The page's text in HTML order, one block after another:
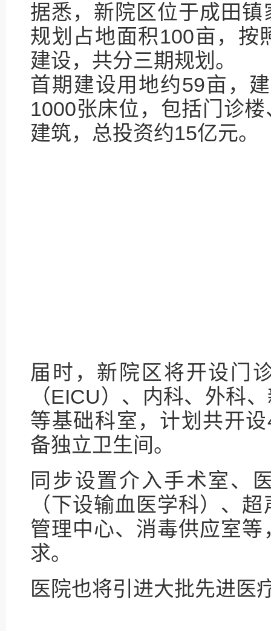
据悉，新院区位于成田
规划占地面积100亩，按
建设，共分三期规划。
首期建设用地约59亩，
1000张床位，包括门诊
建筑，总投资约15亿元。
届时，新院区将开设门
（EICU）、内科、外科
等基础科室，计划共开
备独立卫生间。
同步设置介入手术室、
（下设输血医学科）、
管理中心、消毒供应室
求。
医院也将引进大批先进医